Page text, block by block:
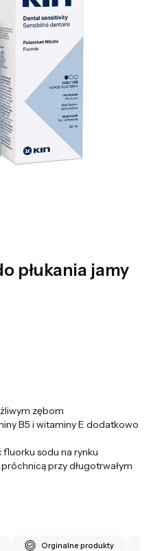
płukania jamy
zębom
B5 i witaminy E dodatkowo
fluorku sodu na rynku
przy długotrwałym
Orginalne produkty